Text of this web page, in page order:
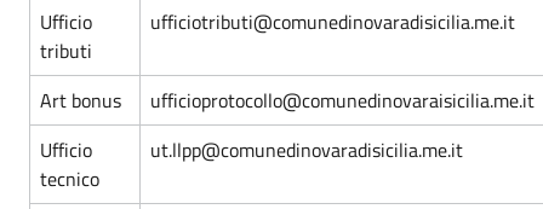
Ufficio
tributi
ufficiotributi@comunedinovaradisicilia.me.it
Art bonus
ufficioprotocollo@comunedinovaraisicilia.me.it
Ufficio
tecnico
ut.llpp@comunedinovaradisicilia.me.it